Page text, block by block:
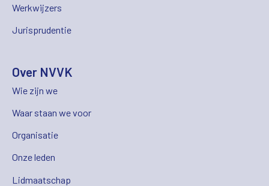
Werkwijzers
Jurisprudentie
Over NVVK
Wie zijn we
Waar staan we voor
Organisatie
Onze leden
Lidmaatschap